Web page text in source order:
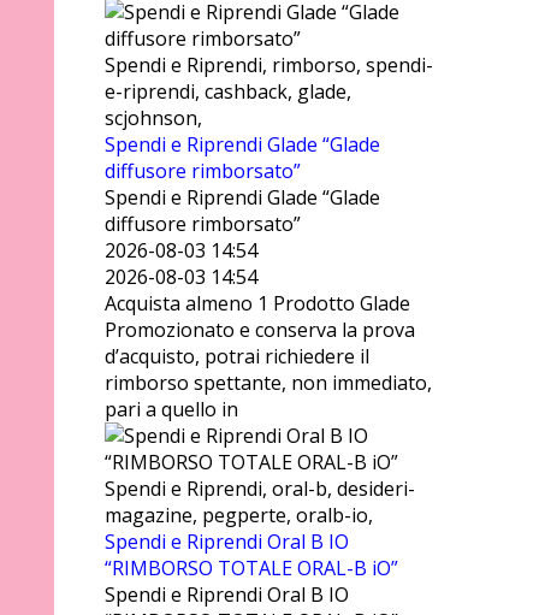
Spendi e Riprendi, rimborso, spendi-
e-riprendi, cashback, glade,
scjohnson,
Spendi e Riprendi Glade “Glade
diffusore rimborsato”
Spendi e Riprendi Glade “Glade
diffusore rimborsato”
2026-08-03 14:54
2026-08-03 14:54
Acquista almeno 1 Prodotto Glade
Promozionato e conserva la prova
d’acquisto, potrai richiedere il
rimborso spettante, non immediato,
pari a quello in
Spendi e Riprendi, oral-b, desideri-
magazine, pegperte, oralb-io,
Spendi e Riprendi Oral B IO
“RIMBORSO TOTALE ORAL-B iO”
Spendi e Riprendi Oral B IO